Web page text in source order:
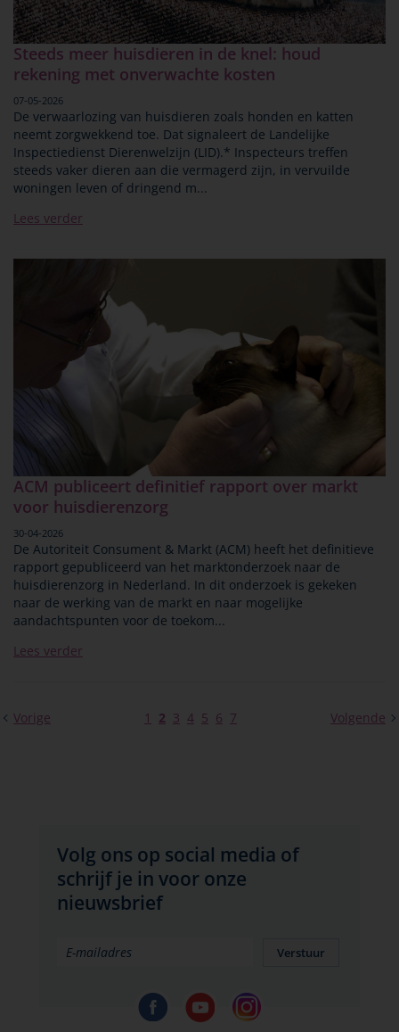
Steeds meer huisdieren in de knel: houd
rekening met onverwachte kosten
07-05-2026
De verwaarlozing van huisdieren zoals honden en katten
neemt zorgwekkend toe. Dat signaleert de Landelijke
Inspectiedienst Dierenwelzijn (LID).* Inspecteurs treffen
steeds vaker dieren aan die vermagerd zijn, in vervuilde
woningen leven of dringend m...
Lees verder
ACM publiceert definitief rapport over markt
voor huisdierenzorg
30-04-2026
De Autoriteit Consument & Markt (ACM) heeft het definitieve
rapport gepubliceerd van het marktonderzoek naar de
huisdierenzorg in Nederland. In dit onderzoek is gekeken
naar de werking van de markt en naar mogelijke
aandachtspunten voor de toekom...
Lees verder
Vorige Volgende
1 2 3 4 5 6 7
Volg ons op social media of
schrijf je in voor onze
nieuwsbrief
Verstuur